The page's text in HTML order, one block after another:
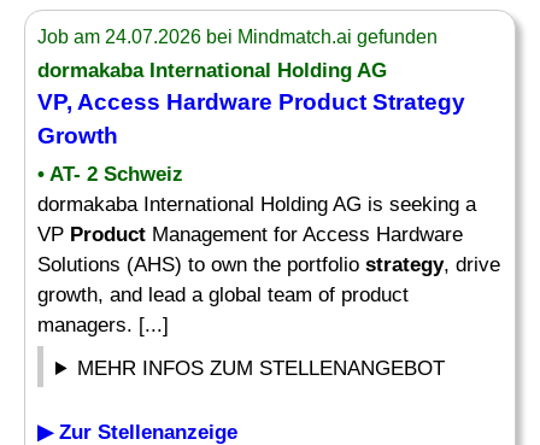
Job am 24.07.2026 bei Mindmatch.ai gefunden
dormakaba International Holding AG
VP, Access Hardware Product Strategy
Growth
• AT- 2 Schweiz
dormakaba International Holding AG is seeking a
VP Product Management for Access Hardware
Solutions (AHS) to own the portfolio strategy, drive
growth, and lead a global team of product
managers. [...]
MEHR INFOS ZUM STELLENANGEBOT
▶ Zur Stellenanzeige